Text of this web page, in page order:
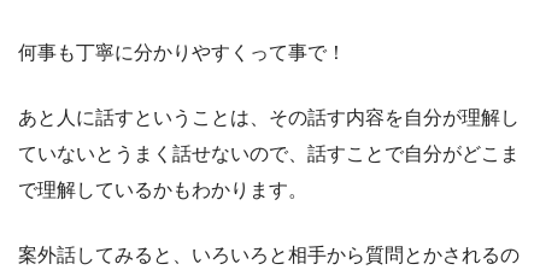
何事も丁寧に分かりやすくって事で！
あと人に話すということは、その話す内容を自分が理解し
ていないとうまく話せないので、話すことで自分がどこま
で理解しているかもわかります。
案外話してみると、いろいろと相手から質問とかされるの